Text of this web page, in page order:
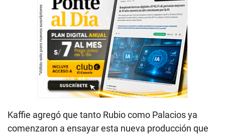
Kaffie agregó que tanto Rubio como Palacios ya
comenzaron a ensayar esta nueva producción que